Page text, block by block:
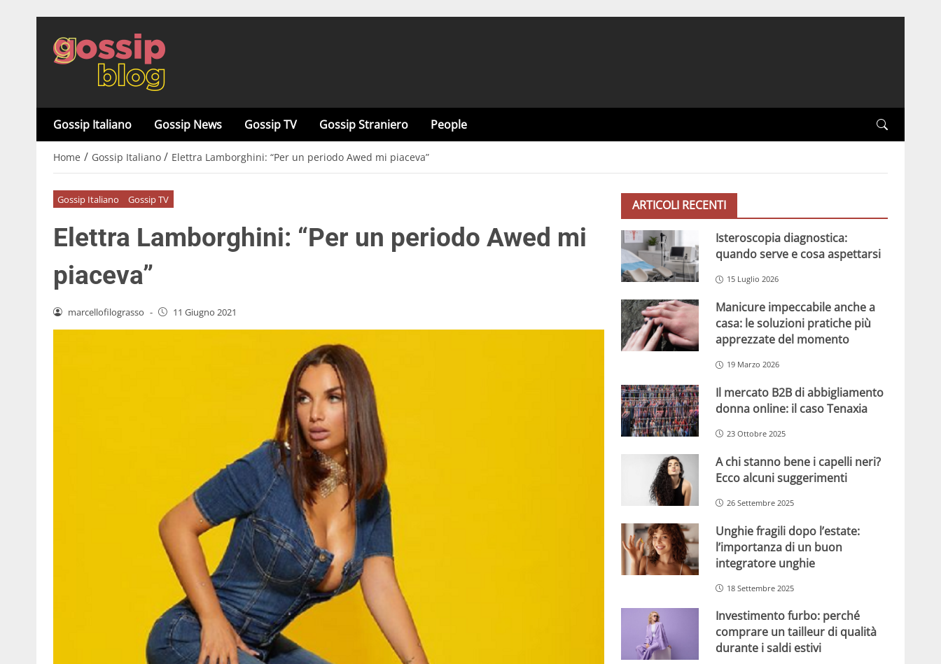
Gossip Italiano Gossip News Gossip TV Gossip Straniero People
Home / Gossip Italiano / Elettra Lamborghini: “Per un periodo Awed mi piaceva”
Gossip Italiano Gossip TV
Elettra Lamborghini: “Per un periodo Awed mi
piaceva”
marcellofilograsso - 11 Giugno 2021
ARTICOLI RECENTI
Isteroscopia diagnostica:
quando serve e cosa aspettarsi
15 Luglio 2026
Manicure impeccabile anche a
casa: le soluzioni pratiche più
apprezzate del momento
19 Marzo 2026
Il mercato B2B di abbigliamento
donna online: il caso Tenaxia
23 Ottobre 2025
A chi stanno bene i capelli neri?
Ecco alcuni suggerimenti
26 Settembre 2025
Unghie fragili dopo l’estate:
l’importanza di un buon
integratore unghie
18 Settembre 2025
Investimento furbo: perché
comprare un tailleur di qualità
durante i saldi estivi